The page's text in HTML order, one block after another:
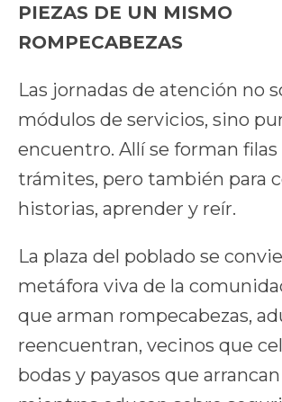
PIEZAS DE UN MISMO
ROMPECABEZAS
Las jornadas de atención no
módulos de servicios, sino
encuentro. Allí se forman filas
trámites, pero también para
historias, aprender y reír.
La plaza del poblado se
metáfora viva de la
que arman rompecabezas,
reencuentran, vecinos que
bodas y payasos que